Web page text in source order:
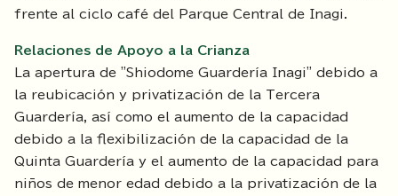
frente al ciclo café del Parque Central de Inagi.
Relaciones de Apoyo a la Crianza
La apertura de "Shiodome Guardería Inagi" debido a
la reubicación y privatización de la Tercera
Guardería, así como el aumento de la capacidad
debido a la flexibilización de la capacidad de la
Quinta Guardería y el aumento de la capacidad para
niños de menor edad debido a la privatización de la